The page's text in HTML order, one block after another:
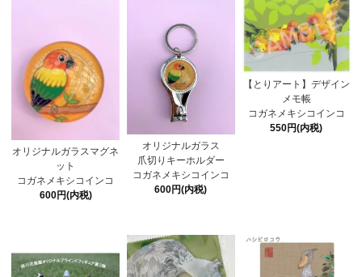
オリジナルガラスマグネ
ット
コガネメキシコインコ
600円(内税)
オリジナルガラス
爪切りキーホルダー
コガネメキシコインコ
600円(内税)
【とりアート】デザイン
メモ帳
コガネメキシコインコ
550円(内税)